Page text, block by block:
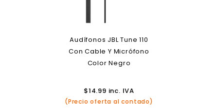
Audífonos JBL Tune 110
Con Cable Y Micrófono
Color Negro
$14.99 inc. IVA
(Precio oferta al contado)